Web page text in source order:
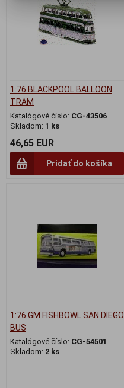
1:76 BLACKPOOL BALLOON
TRAM
Katalógové číslo: CG-43506
Skladom: 1 ks
46,65 EUR
Pridať do košíka
1:76 GM FISHBOWL SAN DIEGO
BUS
Katalógové číslo: CG-54501
Skladom: 2 ks